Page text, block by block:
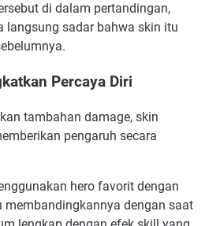
di dalam pertandingan,
langsung sadar bahwa skin itu
Percaya Diri
tambahan damage, skin
pengaruh secara
hero favorit dengan
dengan saat